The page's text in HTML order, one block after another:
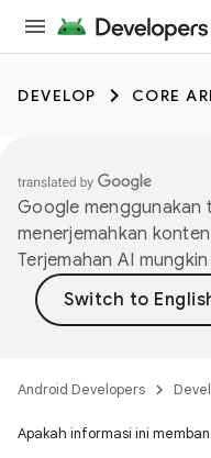
DEVELOP CORE
Google menggunakan
menerjemahkan
Terjemahan AI
Android Developers
Apakah informasi ini